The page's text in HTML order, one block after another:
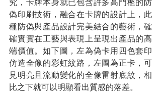
偽印刷技術，融合在卡牌的設計上，此
種防偽與產品設計完美結合的藝術，確
確實實在工藝與表現上呈現出產品的高
端價值。如下圖，左為偽卡用四色套印
仿造全像的彩虹紋路，左圖為正卡，可
見明亮且流動變化的全像雷射底紋，相
比之下就可以明顯看出質感的落差。